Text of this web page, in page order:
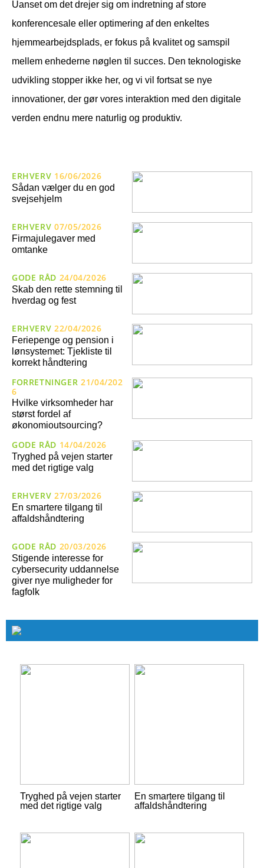
Uanset om det drejer sig om indretning af store
konferencesale eller optimering af den enkeltes
hjemmearbejdsplads, er fokus på kvalitet og samspil
mellem enhederne nøglen til succes. Den teknologiske
udvikling stopper ikke her, og vi vil fortsat se nye
innovationer, der gør vores interaktion med den digitale
verden endnu mere naturlig og produktiv.
ERHVERV 16/06/2026
Sådan vælger du en god
svejsehjelm
ERHVERV 07/05/2026
Firmajulegaver med
omtanke
GODE RÅD 24/04/2026
Skab den rette stemning til
hverdag og fest
ERHVERV 22/04/2026
Feriepenge og pension i
lønsystemet: Tjekliste til
korrekt håndtering
FORRETNINGER 21/04/202
6
Hvilke virksomheder har
størst fordel af
økonomioutsourcing?
GODE RÅD 14/04/2026
Tryghed på vejen starter
med det rigtige valg
ERHVERV 27/03/2026
En smartere tilgang til
affaldshåndtering
GODE RÅD 20/03/2026
Stigende interesse for
cybersecurity uddannelse
giver nye muligheder for
fagfolk
Tryghed på vejen starter
med det rigtige valg
En smartere tilgang til
affaldshåndtering